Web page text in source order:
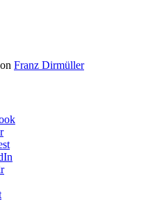
Franz Dirmüller